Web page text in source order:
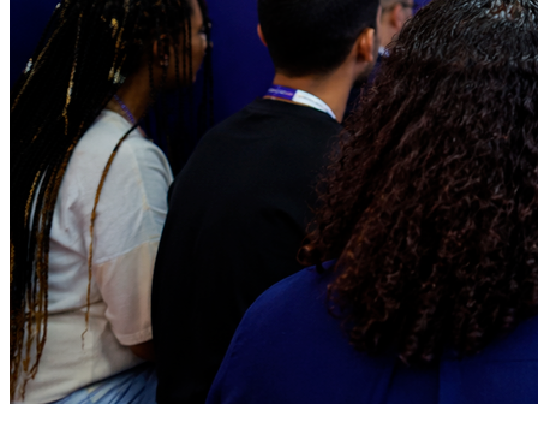
Athletico-PR